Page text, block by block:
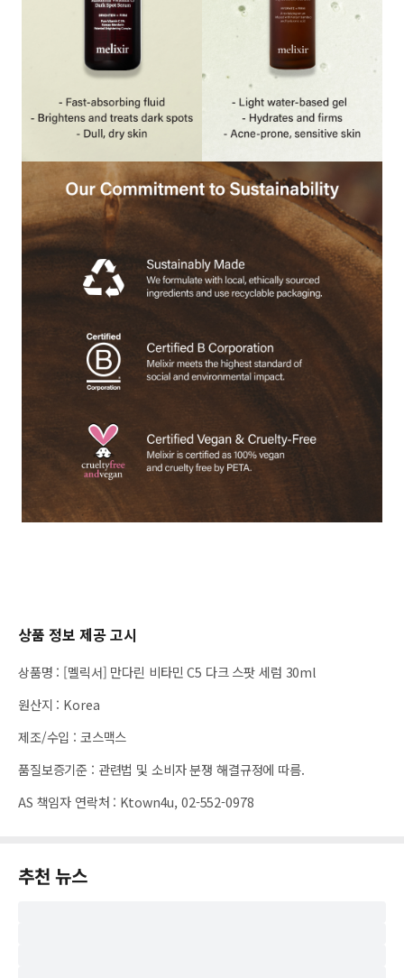
상품 정보 제공 고시
상품명 : [멜릭서] 만다린 비타민 C5 다크 스팟 세럼 30ml
원산지 : Korea
제조/수입 : 코스맥스
품질보증기준 : 관련법 및 소비자 분쟁 해결규정에 따름.
AS 책임자 연락처 : Ktown4u, 02-552-0978
추천 뉴스